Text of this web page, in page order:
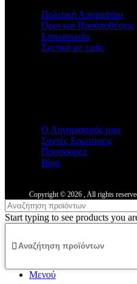
Πολιτική Απορρήτου
Όροι και Προϋποθέσεις
Επικοινωνία
Σχετικά με εμάς
Ο Λογαριασμός μου
Συχνές Ερωτήσεις
Προσφορές
Blog
Copyright © 2026 , All rights
Start typing to see products you
Μενού